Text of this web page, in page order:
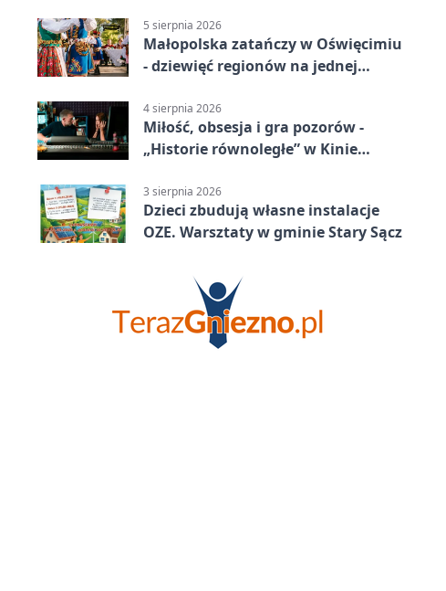
5 sierpnia 2026
Małopolska zatańczy w Oświęcimiu
- dziewięć regionów na jednej
4 sierpnia 2026
Miłość, obsesja i gra pozorów -
„Historie równoległe” w Kinie
3 sierpnia 2026
Dzieci zbudują własne instalacje
OZE. Warsztaty w gminie Stary Sącz